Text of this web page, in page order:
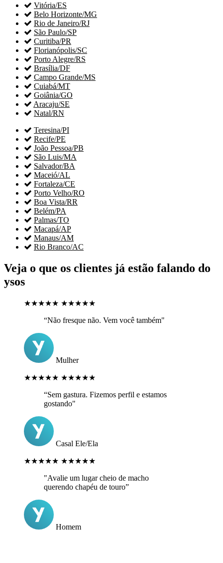
 Vitória/ES
 Belo Horizonte/MG
 Rio de Janeiro/RJ
 São Paulo/SP
 Curitiba/PR
 Florianópolis/SC
 Porto Alegre/RS
 Brasília/DF
 Campo Grande/MS
 Cuiabá/MT
 Goiânia/GO
 Aracaju/SE
 Natal/RN
 Teresina/PI
 Recife/PE
 João Pessoa/PB
 São Luis/MA
 Salvador/BA
 Maceió/AL
 Fortaleza/CE
 Porto Velho/RO
 Boa Vista/RR
 Belém/PA
 Palmas/TO
 Macapá/AP
 Manaus/AM
 Rio Branco/AC
Veja o que os clientes já estão falando do
ysos
★★★★★ ★★★★★
“Não fresque não. Vem você também"
Mulher
★★★★★ ★★★★★
“Sem gastura. Fizemos perfil e estamos
gostando"
Casal Ele/Ela
★★★★★ ★★★★★
"Avalie um lugar cheio de macho
querendo chapéu de touro”
Homem